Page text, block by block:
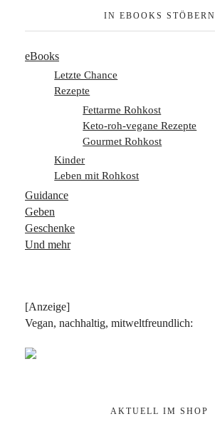
IN EBOOKS STÖBERN
eBooks
Letzte Chance
Rezepte
Fettarme Rohkost
Keto-roh-vegane Rezepte
Gourmet Rohkost
Kinder
Leben mit Rohkost
Guidance
Geben
Geschenke
Und mehr
[Anzeige]
Vegan, nachhaltig, mitweltfreundlich:
AKTUELL IM SHOP